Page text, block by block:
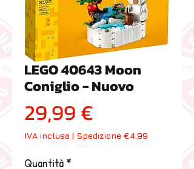
LEGO 40643 Moon
Coniglio - Nuovo
29,99 €
IVA inclusa | Spedizione €4.99
Quantità*